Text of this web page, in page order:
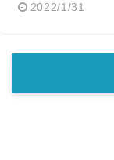
2022/1/31